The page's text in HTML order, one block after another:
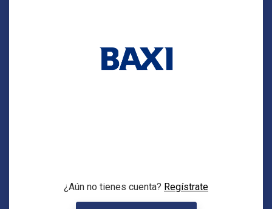
¿Aún no tienes cuenta? Regístrate